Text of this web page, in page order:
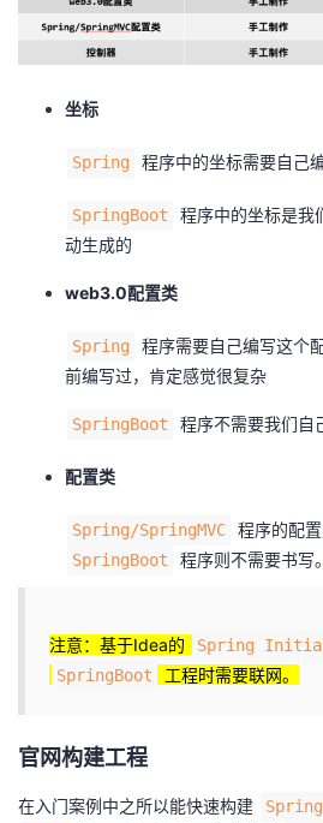
坐标
Spring 程序中的坐标需要自己
SpringBoot
程序中的坐标是我
动生成的
web3.0配置类
Spring
程序需要自己编写这个
前编写过，肯定感觉很复杂
SpringBoot 程序不需要我们自
配置类
Spring/SpringMVC 程序的配
SpringBoot 程序则不需要书写。
注意：基于Idea的 Spring
SpringBoot 工程时需要联网。
官网构建工程
在入门案例中之所以能快速构建